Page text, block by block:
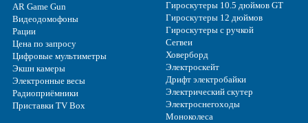
AR Game Gun
Видеодомофоны
Рации
Цена по запросу
Цифровые мультиметры
Экшн камеры
Электронные весы
Радиоприёмники
Приставки TV Box
Гироскутеры 10.5 дюймов GT
Гироскутеры 12 дюймов
Гироскутеры с ручкой
Сегвеи
Ховерборд
Электроскейт
Дрифт электробайки
Электрический скутер
Электроснегоходы
Моноколеса